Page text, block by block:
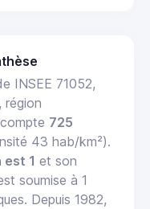
INSEE 71052,
région
725
43 hab/km²).
est 1 et son
soumise à 1
Depuis 1982,